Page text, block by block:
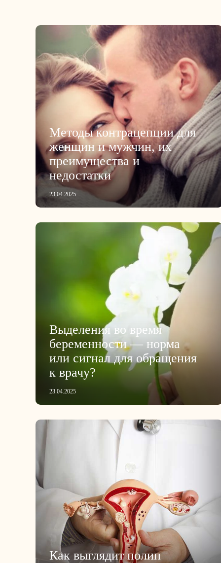
Методы контрацепции для
женщин и мужчин, их
преимущества и
недостатки
23.04.2025
Выделения во время
беременности — норма
или сигнал для обращения
к врачу?
23.04.2025
Как выглядит полип